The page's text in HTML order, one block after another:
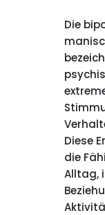
Die
Diese
die
Alltag,